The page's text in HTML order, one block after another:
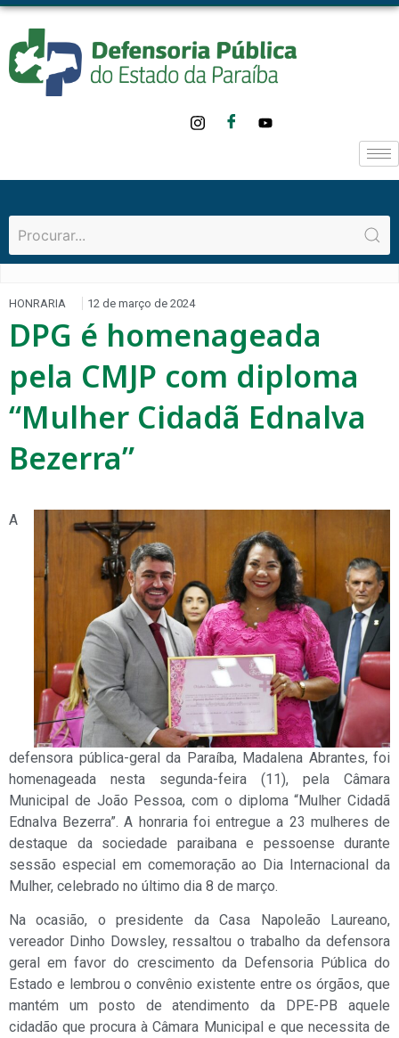
HONRARIA 12 de março de 2024
DPG é homenageada
pela CMJP com diploma
“Mulher Cidadã Ednalva
Bezerra”
A
defensora pública-geral da Paraíba, Madalena Abrantes, foi
homenageada nesta segunda-feira (11), pela Câmara
Municipal de João Pessoa, com o diploma “Mulher Cidadã
Ednalva Bezerra”. A honraria foi entregue a 23 mulheres de
destaque da sociedade paraibana e pessoense durante
sessão especial em comemoração ao Dia Internacional da
Mulher, celebrado no último dia 8 de março.
Na ocasião, o presidente da Casa Napoleão Laureano,
vereador Dinho Dowsley, ressaltou o trabalho da defensora
geral em favor do crescimento da Defensoria Pública do
Estado e lembrou o convênio existente entre os órgãos, que
mantém um posto de atendimento da DPE-PB aquele
cidadão que procura à Câmara Municipal e que necessita de